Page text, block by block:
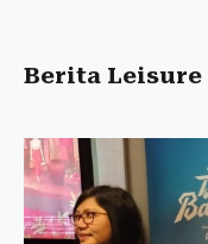
Berita Leisure